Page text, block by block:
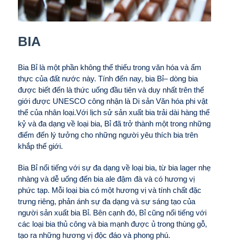
BIA
Bia Bỉ là một phần không thể thiếu trong văn hóa và ẩm
thực của đất nước này. Tính đến nay, bia Bỉ– dòng bia
được biết đến là thức uống đầu tiên và duy nhất trên thế
giới được UNESCO công nhận là Di sản Văn hóa phi vật
thể của nhân loại.Với lịch sử sản xuất bia trải dài hàng thế
kỷ và đa dạng về loại bia, Bỉ đã trở thành một trong những
điểm đến lý tưởng cho những người yêu thích bia trên
khắp thế giới.
Bia Bỉ nổi tiếng với sự đa dạng về loại bia, từ bia lager nhẹ
nhàng và dễ uống đến bia ale đậm đà và có hương vị
phức tạp. Mỗi loại bia có một hương vị và tính chất đặc
trưng riêng, phản ánh sự đa dạng và sự sáng tạo của
người sản xuất bia Bỉ. Bên cạnh đó, Bỉ cũng nổi tiếng với
các loại bia thủ công và bia mạnh được ủ trong thùng gỗ,
tạo ra những hương vị độc đáo và phong phú.